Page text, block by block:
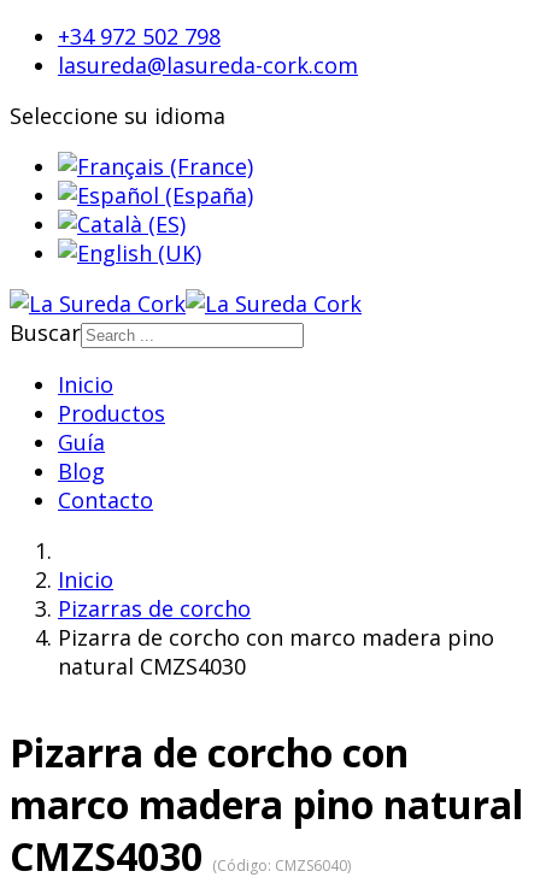
+34 972 502 798
lasureda@lasureda-cork.com
Seleccione su idioma
Buscar
Inicio
Productos
Guía
Blog
Contacto
Inicio
Pizarras de corcho
Pizarra de corcho con marco madera pino
natural CMZS4030
Pizarra de corcho con
marco madera pino natural
CMZS4030 (Código: CMZS6040)